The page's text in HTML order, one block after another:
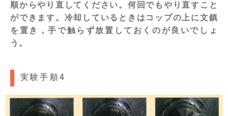
順からやり直してください。何回でもやり直すこと
ができます。冷却しているときはコップの上に文鎮
を置き，手で触らず放置しておくのが良いでしょ
う。
実験手順4